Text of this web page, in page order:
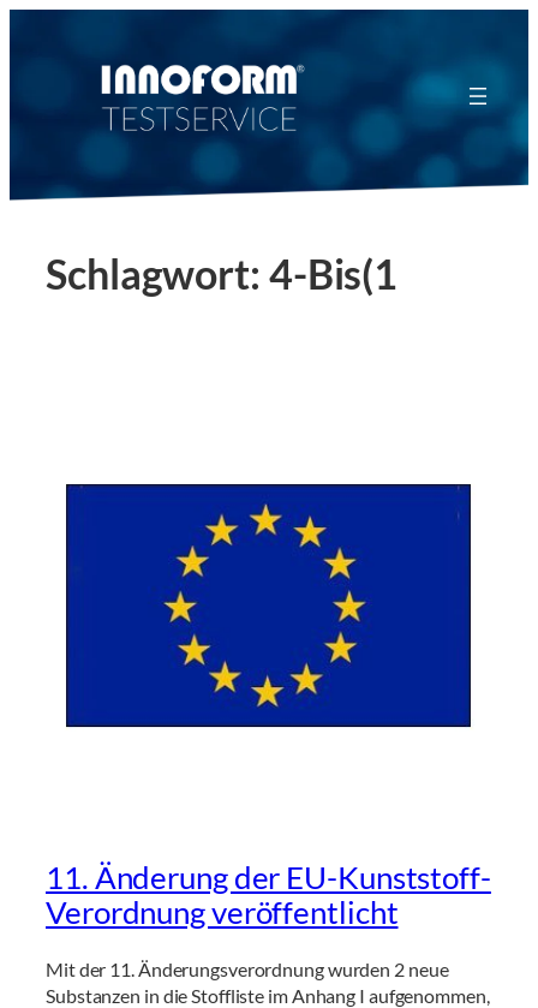
Schlagwort: 4-Bis(1
11. Änderung der EU-Kunststoff-
Verordnung veröffentlicht
Mit der 11. Änderungsverordnung wurden 2 neue
Substanzen in die Stoffliste im Anhang I aufgenommen,